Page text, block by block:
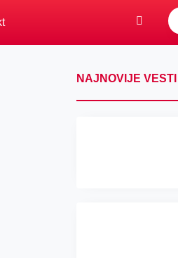
NAJNOVIJE VESTI